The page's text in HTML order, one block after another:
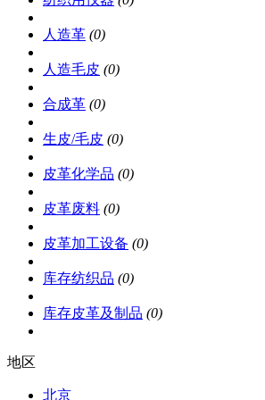
人造革 (0)
人造毛皮 (0)
合成革 (0)
生皮/毛皮 (0)
皮革化学品 (0)
皮革废料 (0)
皮革加工设备 (0)
库存纺织品 (0)
库存皮革及制品 (0)
地区
北京